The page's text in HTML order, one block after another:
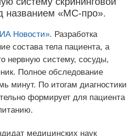
названием «МС‑про».
Новости». Разработка
состава тела пациента, а
нервную систему, сосуды,
Полное обследование
минут. По итогам диагностики
формирует для пациента
медицинских наук